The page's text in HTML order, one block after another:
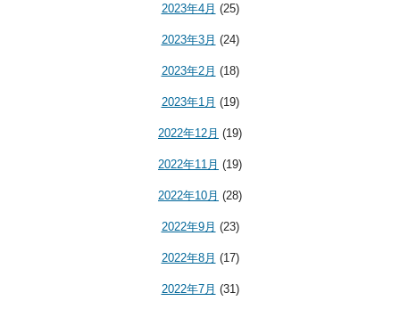
2023年4月 (25)
2023年3月 (24)
2023年2月 (18)
2023年1月 (19)
2022年12月 (19)
2022年11月 (19)
2022年10月 (28)
2022年9月 (23)
2022年8月 (17)
2022年7月 (31)